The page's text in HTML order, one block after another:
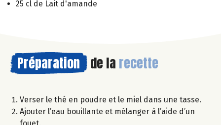
25 cl de Lait d'amande
Préparation de la recette
Verser le thé en poudre et le miel dans une tasse.
Ajouter l’eau bouillante et mélanger à l’aide d’un